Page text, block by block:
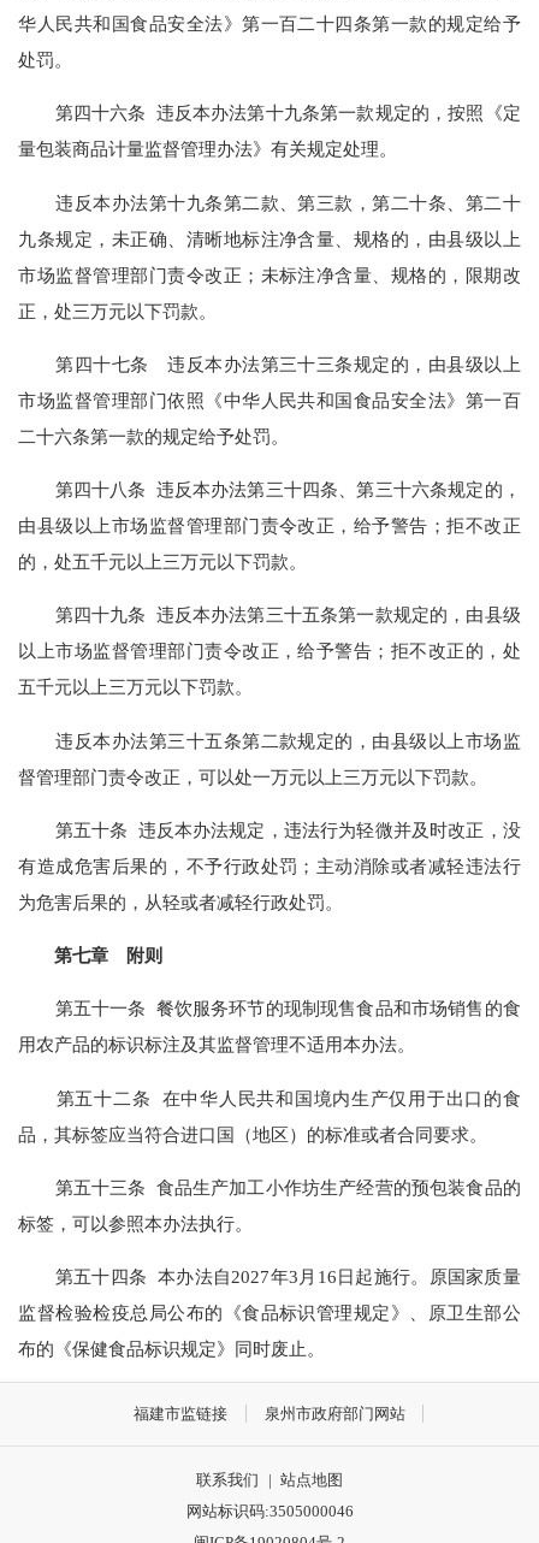
华人民共和国食品安全法》第一百二十四条第一款的规定给予
处罚。
第四十六条 违反本办法第十九条第一款规定的，按照《定
量包装商品计量监督管理办法》有关规定处理。
违反本办法第十九条第二款、第三款，第二十条、第二十
九条规定，未正确、清晰地标注净含量、规格的，由县级以上
市场监督管理部门责令改正；未标注净含量、规格的，限期改
正，处三万元以下罚款。
第四十七条 违反本办法第三十三条规定的，由县级以上
市场监督管理部门依照《中华人民共和国食品安全法》第一百
二十六条第一款的规定给予处罚。
第四十八条 违反本办法第三十四条、第三十六条规定的，
由县级以上市场监督管理部门责令改正，给予警告；拒不改正
的，处五千元以上三万元以下罚款。
第四十九条 违反本办法第三十五条第一款规定的，由县级
以上市场监督管理部门责令改正，给予警告；拒不改正的，处
五千元以上三万元以下罚款。
违反本办法第三十五条第二款规定的，由县级以上市场监
督管理部门责令改正，可以处一万元以上三万元以下罚款。
第五十条 违反本办法规定，违法行为轻微并及时改正，没
有造成危害后果的，不予行政处罚；主动消除或者减轻违法行
为危害后果的，从轻或者减轻行政处罚。
第七章 附则
第五十一条 餐饮服务环节的现制现售食品和市场销售的食
用农产品的标识标注及其监督管理不适用本办法。
第五十二条 在中华人民共和国境内生产仅用于出口的食
品，其标签应当符合进口国（地区）的标准或者合同要求。
第五十三条 食品生产加工小作坊生产经营的预包装食品的
标签，可以参照本办法执行。
第五十四条 本办法自2027年3月16日起施行。原国家质量
监督检验检疫总局公布的《食品标识管理规定》、原卫生部公
布的《保健食品标识规定》同时废止。
福建市监链接 泉州市政府部门网站
联系我们 | 站点地图
网站标识码:3505000046